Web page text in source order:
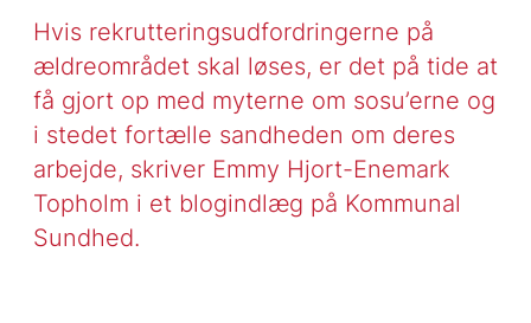
Hvis rekrutteringsudfordringerne på
ældreområdet skal løses, er det på tide at
få gjort op med myterne om sosu’erne og
i stedet fortælle sandheden om deres
arbejde, skriver Emmy Hjort-Enemark
Topholm i et blogindlæg på Kommunal
Sundhed.